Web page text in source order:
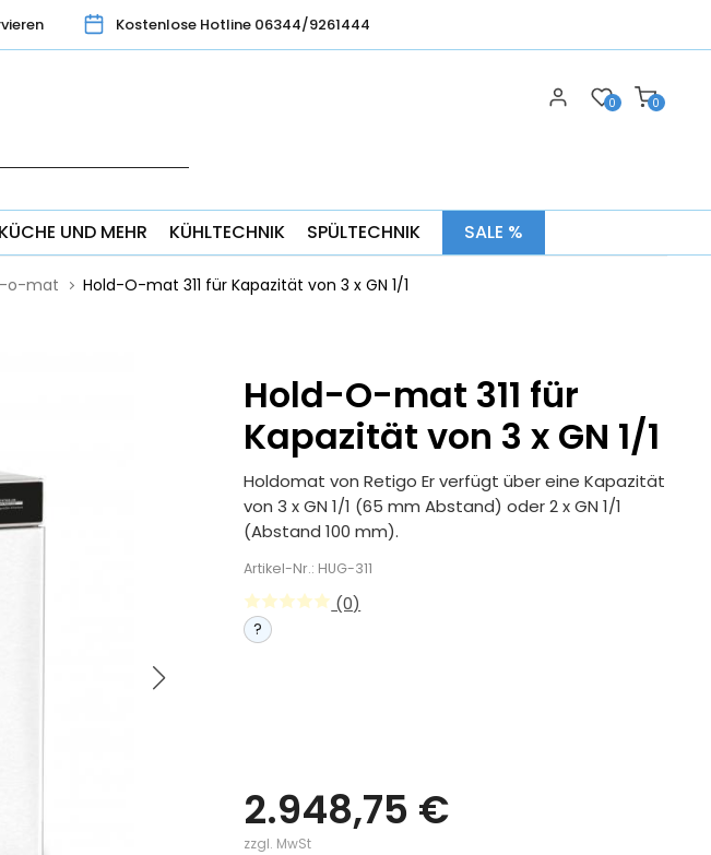
Kostenlose Hotline 06344/9261444
0
0
KÜCHE UND MEHR KÜHLTECHNIK SPÜLTECHNIK SALE %
o-mat Hold-O-mat 311 für Kapazität von 3 x GN 1/1
Hold-O-mat 311 für
Kapazität von 3 x GN 1/1
Holdomat von Retigo Er verfügt über eine Kapazität
von 3 x GN 1/1 (65 mm Abstand) oder 2 x GN 1/1
(Abstand 100 mm).
Artikel-Nr.: HUG-311
(0)
?
2.948,75 €
zzgl. MwSt